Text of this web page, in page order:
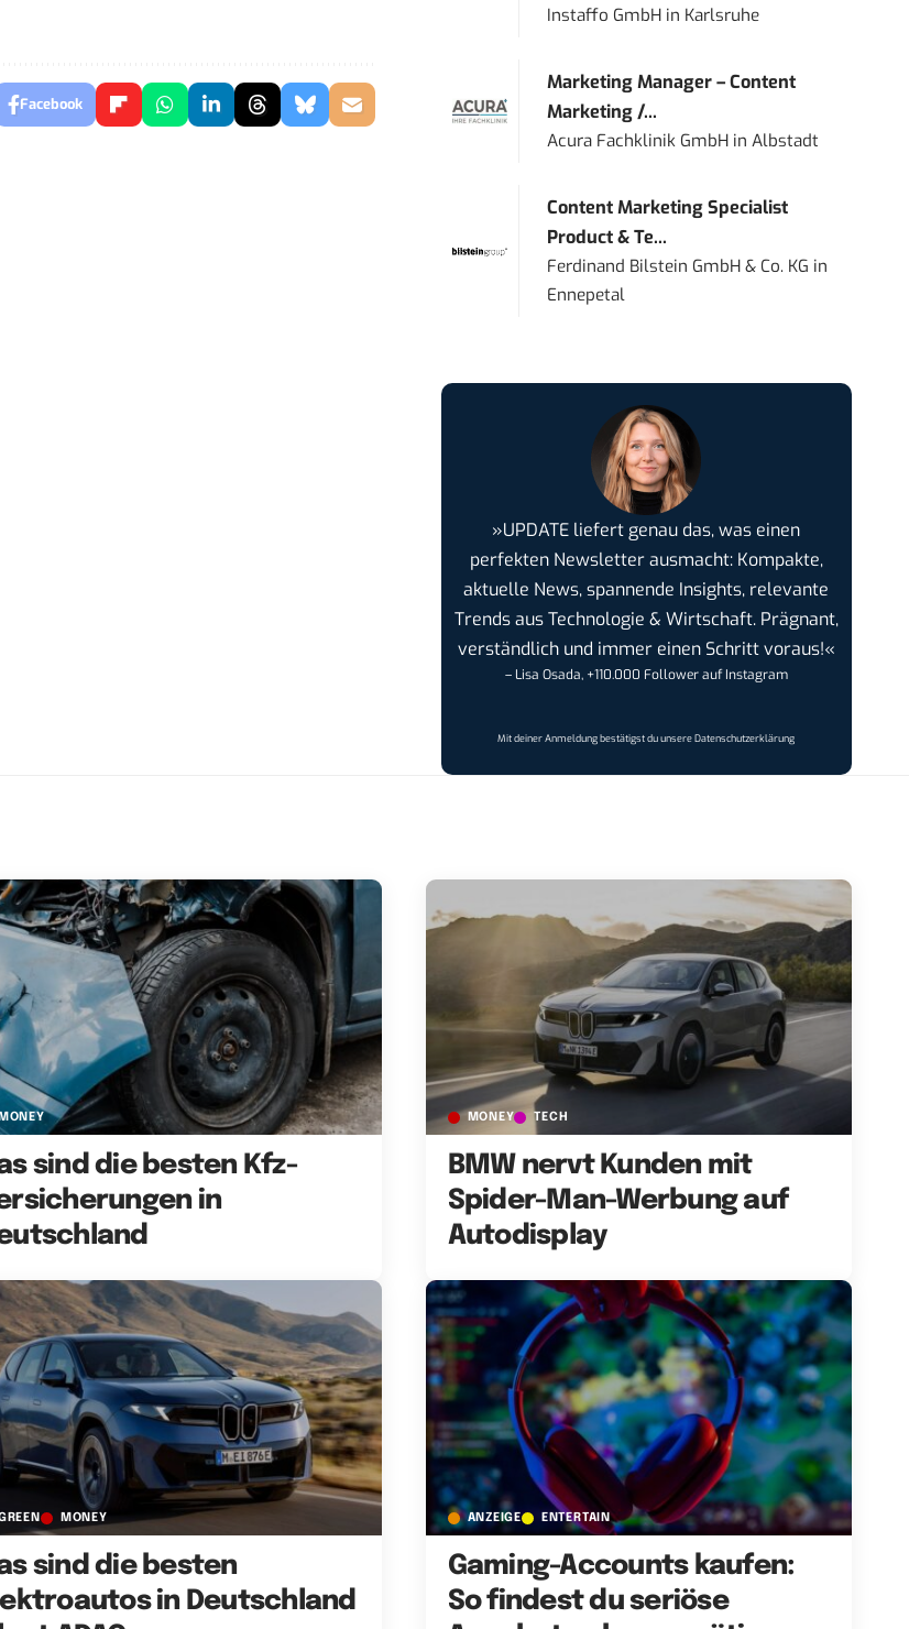
Facebook
Instaffo GmbH in Karlsruhe
Marketing Manager – Content
Marketing /...
Acura Fachklinik GmbH inAlbstadt
Content Marketing Specialist
Product & Te...
Ferdinand Bilstein GmbH & Co. KG in
Ennepetal
»UPDATE liefert genau das, was einen
perfekten Newsletter ausmacht: Kompakte,
aktuelle News, spannende Insights, relevante
Trends aus Technologie & Wirtschaft. Prägnant,
verständlich und immer einen Schritt voraus!«
– Lisa Osada, +110.000 Follower auf Instagram
Mit deiner Anmeldung bestätigst du unsereDatenschutzerklärung
MONEY
sind die besten Kfz-
in
MONEY TECH
BMW nervt Kunden mit
Spider-Man-Werbung auf
Autodisplay
MONEY
sind die besten
in Deutschland
ANZEIGE ENTERTAIN
Gaming-Accounts kaufen:
So findest du seriöse